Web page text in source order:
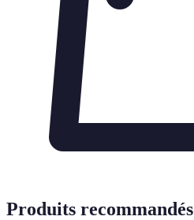
Produits recommandés